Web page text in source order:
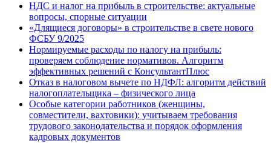
НДС и налог на прибыль в строительстве: актуальные
вопросы, спорные ситуации
«Длящиеся договоры» в строительстве в свете нового
ФСБУ 9/2025
Нормируемые расходы по налогу на прибыль:
проверяем соблюдение нормативов. Алгоритм
эффективных решений с КонсультантПлюс
Отказ в налоговом вычете по НДФЛ: алгоритм действий
налогоплательщика – физического лица
Особые категории работников (женщины,
совместители, вахтовики): учитываем требования
трудового законодательства и порядок оформления
кадровых документов